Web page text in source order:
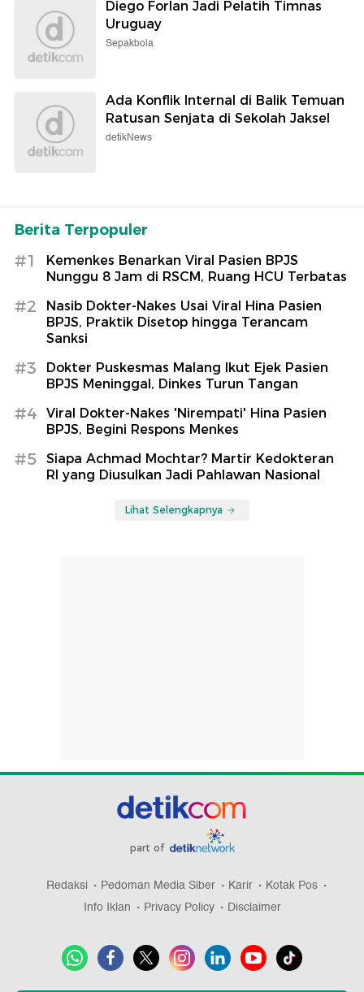
Diego Forlan Jadi Pelatih Timnas
Uruguay
Sepakbola
Ada Konflik Internal di Balik Temuan
Ratusan Senjata di Sekolah Jaksel
detikNews
Berita Terpopuler
#1
Kemenkes Benarkan Viral Pasien BPJS
Nunggu 8 Jam di RSCM, Ruang HCU Terbatas
#2
Nasib Dokter-Nakes Usai Viral Hina Pasien
BPJS, Praktik Disetop hingga Terancam
Sanksi
#3
Dokter Puskesmas Malang Ikut Ejek Pasien
BPJS Meninggal, Dinkes Turun Tangan
#4
Viral Dokter-Nakes 'Nirempati' Hina Pasien
BPJS, Begini Respons Menkes
#5
Siapa Achmad Mochtar? Martir Kedokteran
RI yang Diusulkan Jadi Pahlawan Nasional
Lihat Selengkapnya
part of
Redaksi Pedoman Media Siber Karir
Kotak Pos
Info Iklan
Privacy Policy Disclaimer